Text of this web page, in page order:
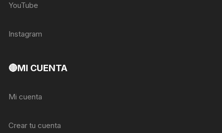
YouTube
Instagram
🔴MI CUENTA
Mi cuenta
Crear tu cuenta